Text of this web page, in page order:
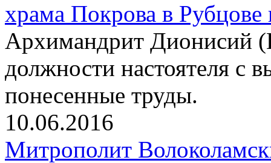
храма Покрова в
Архимандрит Дионисий
должности настоятеля с
понесенные труды.
10.06.2016
Митрополит